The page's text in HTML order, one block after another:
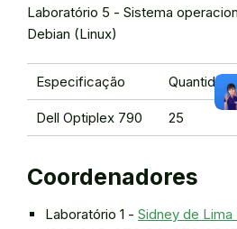
Laboratório 5 - Sistema
Debian (Linux)
Especificação
Dell Optiplex 790 25
Coordenadores
Laboratório 1 - Sidney de Lima